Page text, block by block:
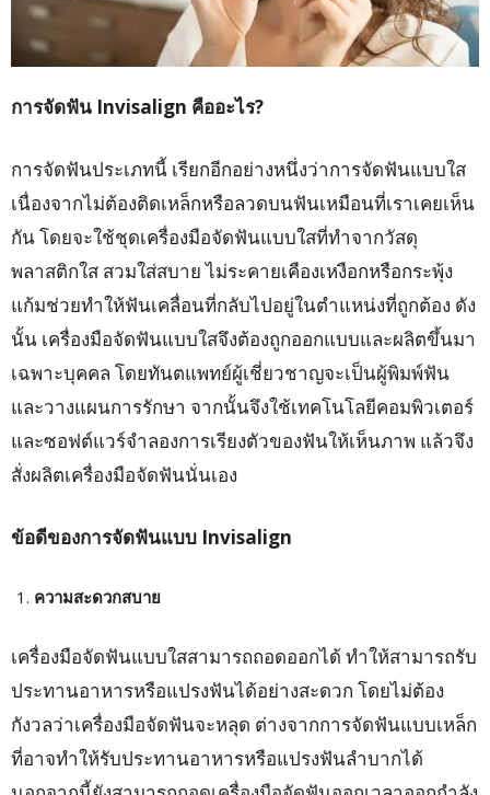
การจัดฟัน Invisalign คืออะไร?
การจัดฟันประเภทนี้ เรียกอีกอย่างหนึ่งว่าการจัดฟันแบบใส
เนื่องจากไม่ต้องติดเหล็กหรือลวดบนฟันเหมือนที่เราเคยเห็น
กัน โดยจะใช้ชุดเครื่องมือจัดฟันแบบใสที่ทำจากวัสดุ
พลาสติกใส สวมใส่สบาย ไม่ระคายเคืองเหงือกหรือกระพุ้ง
แก้มช่วยทำให้ฟันเคลื่อนที่กลับไปอยู่ในตำแหน่งที่ถูกต้อง ดัง
นั้น เครื่องมือจัดฟันแบบใสจึงต้องถูกออกแบบและผลิตขึ้นมา
เฉพาะบุคคล โดยทันตแพทย์ผู้เชี่ยวชาญจะเป็นผู้พิมพ์ฟัน
และวางแผนการรักษา จากนั้นจึงใช้เทคโนโลยีคอมพิวเตอร์
และซอฟต์แวร์จำลองการเรียงตัวของฟันให้เห็นภาพ แล้วจึง
สั่งผลิตเครื่องมือจัดฟันนั่นเอง
ข้อดีของการจัดฟันแบบ Invisalign
ความสะดวกสบาย
เครื่องมือจัดฟันแบบใสสามารถถอดออกได้ ทำให้สามารถรับ
ประทานอาหารหรือแปรงฟันได้อย่างสะดวก โดยไม่ต้อง
กังวลว่าเครื่องมือจัดฟันจะหลุด ต่างจากการจัดฟันแบบเหล็ก
ที่อาจทำให้รับประทานอาหารหรือแปรงฟันลำบากได้